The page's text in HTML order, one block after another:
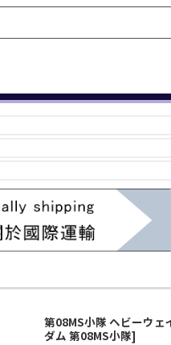
第08MS小隊 ヘビーウ
ダム 第08MS小隊]